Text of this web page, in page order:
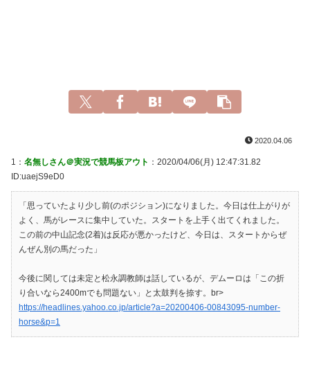
2020.04.06
1： 名無しさん＠実況で競馬板アウト ：2020/04/06(月) 12:47:31.82
ID:uaejS9eD0
「思っていたより少し前(のポジション)になりました。今日は仕上がりが
よく、馬がレースに集中していた。スタートを上手く出てくれました。
この前の中山記念(2着)は反応が悪かったけど、今日は、スタートからぜ
んぜん別の馬だった」
今後に関しては未定と松永調教師は話しているが、デムーロは「この折
り合いなら2400mでも問題ない」と太鼓判を捺す。br>
https://headlines.yahoo.co.jp/article?a=20200406-00843095-number-
horse&p=1